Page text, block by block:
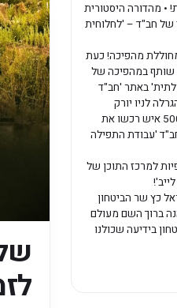
גיליונות! • מהדורה היסטורית
של חב"ד – 'לחלוחית
מהפיכה! כעת
שותף במהפיכה של
באתר 'חב"ד
לניו יורק
שיא ענק1 מעל 5000 איש רכשו את
'עבודת התפילה
למרכז התוכן של
כץ שר הביטחון
והנה ברוך השם מעולם
בידיעה שכולנו